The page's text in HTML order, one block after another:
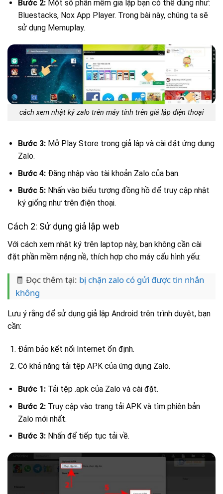
Bước 2:Một số phần mềm giả lập bạn có thể dùng như:
Bluestacks, Nox App Player. Trong bài này, chúng ta sẽ
sử dụng Memuplay.
cách xem nhật ký zalo trên máy tính trên giả lập điện thoại
Bước 3:Mở Play Store trong giả lập và cài đặt ứng dụng
Zalo.
Bước 4:Đăng nhập vào tài khoản Zalo của bạn.
Bước 5:Nhấn vào biểu tượng đồng hồ để truy cập nhật
ký giống như trên điện thoại.
Cách 2: Sử dụng giả lập web
Với cách xem nhật ký trên laptop này, bạn không cần cài
đặt phần mềm nặng nề, thích hợp cho máy cấu hình yếu:
🧾 Đọc thêm tại: bị chặn zalo có gửi được tin nhắn
không
Lưu ý rằng để sử dụng giả lập Android trên trình duyệt, bạn
cần:
Đảm bảo kết nối Internet ổn định.
Có khả năng tải tệp APK của ứng dụng Zalo.
Bước 1:Tải tệp .apk của Zalo và cài đặt.
Bước 2:Truy cập vào trang tải APK và tìm phiên bản
Zalo mới nhất.
Bước 3:Nhấn để tiếp tục tải về.